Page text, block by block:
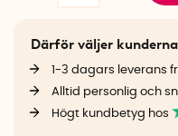
Därför väljer
1-3 dagars leverans
Alltid personlig och
Högt kundbetyg hos